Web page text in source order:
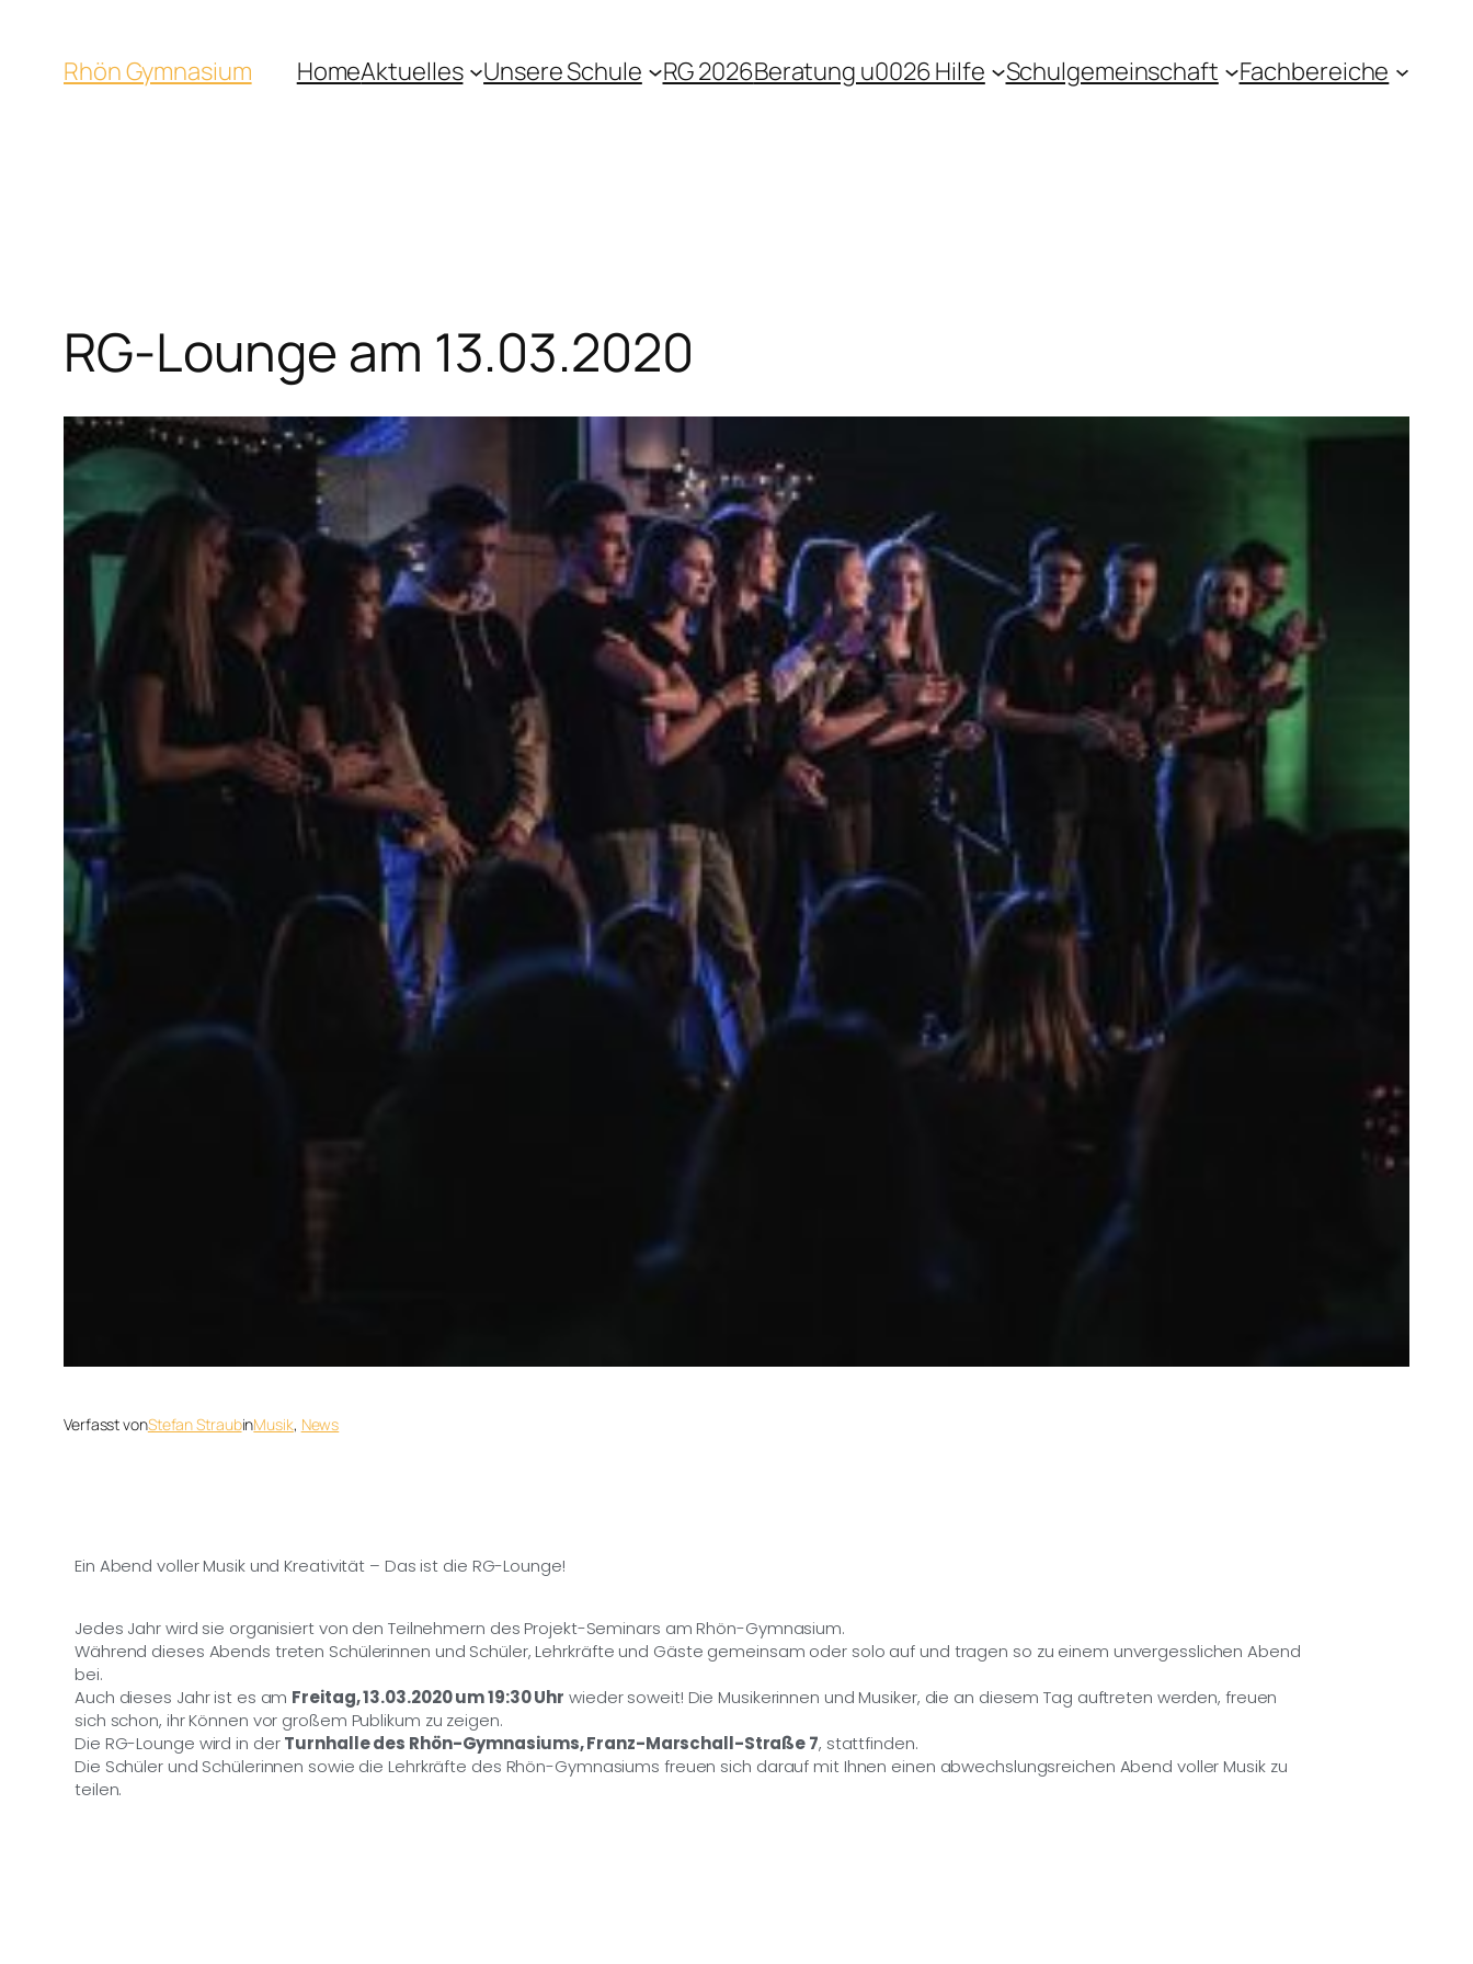
Rhön Gymnasium HomeAktuelles Unsere Schule RG 2026Beratung u0026 Hilfe Schulgemeinschaft Fachbereiche
RG-Lounge am 13.03.2020
Verfasst vonStefan StraubinMusik, News
Ein Abend voller Musik und Kreativität – Das ist die RG-Lounge!
Jedes Jahr wird sie organisiert von den Teilnehmern des Projekt-Seminars am Rhön-Gymnasium.
Während dieses Abends treten Schülerinnen und Schüler, Lehrkräfte und Gäste gemeinsam oder solo auf und tragen so zu einem unvergesslichen Abend
bei.
Auch dieses Jahr ist es am Freitag, 13.03.2020 um 19:30 Uhr wieder soweit! Die Musikerinnen und Musiker, die an diesem Tag auftreten werden, freuen
sich schon, ihr Können vor großem Publikum zu zeigen.
Die RG-Lounge wird in derTurnhalle des Rhön-Gymnasiums, Franz-Marschall-Straße 7, stattfinden.
Die Schüler und Schülerinnen sowie die Lehrkräfte des Rhön-Gymnasiums freuen sich darauf mit Ihnen einen abwechslungsreichen Abend voller Musik zu
teilen.